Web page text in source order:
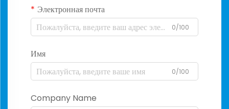
Электронная почта
0/100
Имя
0/100
Company Name